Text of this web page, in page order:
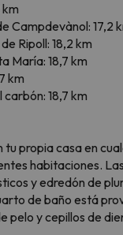
km
Campdevànol: 17,2
Ripoll: 18,2 km
María: 18,7 km
km
18,7 km
tu propia casa en
habitaciones.
y edredón de
de baño está
pelo y cepillos de